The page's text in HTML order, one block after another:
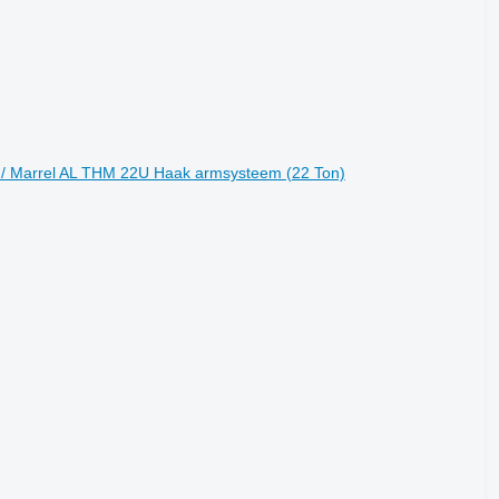
AL THM 22U Haak armsysteem (22 Ton)